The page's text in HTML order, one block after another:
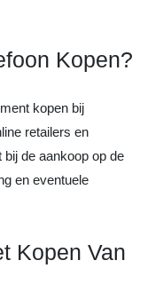
Kopen?
kopen bij
retailers en
de aankoop op de
en eventuele
Kopen Van